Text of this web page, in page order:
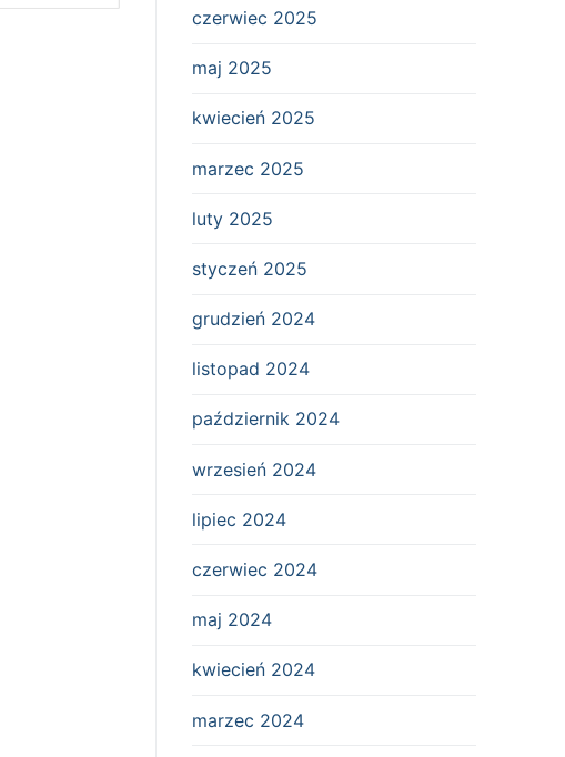
czerwiec 2025
maj 2025
kwiecień 2025
marzec 2025
luty 2025
styczeń 2025
grudzień 2024
listopad 2024
październik 2024
wrzesień 2024
lipiec 2024
czerwiec 2024
maj 2024
kwiecień 2024
marzec 2024